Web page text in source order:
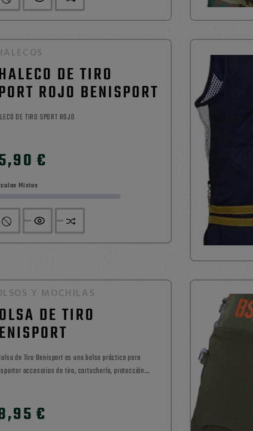
DE TIRO
ROJO BENISPORT
DE TIRO SPORT ROJO
€
Mixtos
Y MOCHILAS
DE TIRO
accesorios de tiro, cartuchería, protección
capacidad, bandolera y unas medidas de 38 x 25 x 25...
€